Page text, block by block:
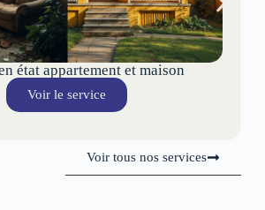
état appartement et maison
Voir le service
Voir tous nos services